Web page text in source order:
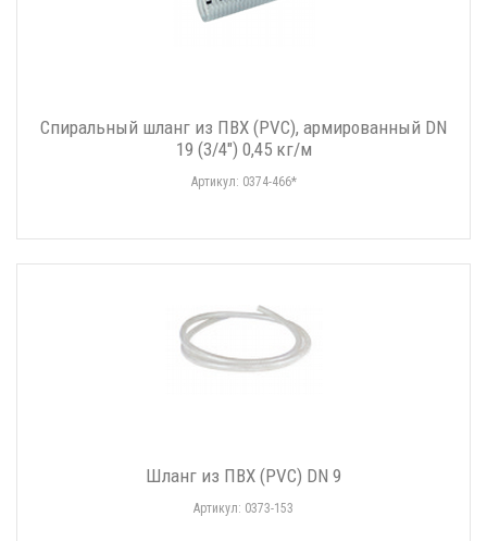
Спиральный шланг из ПВХ (PVC), армированный DN
19 (3/4") 0,45 кг/м
Артикул: 0374-466*
Шланг из ПВХ (PVC) DN 9
Артикул: 0373-153